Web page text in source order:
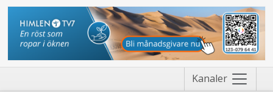
Kanaler Näytä
valikko